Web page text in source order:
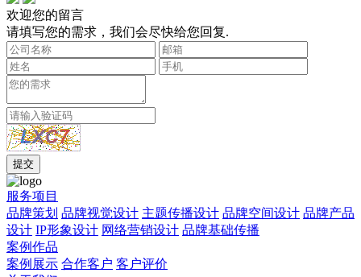
欢迎您的留言
请填写您的需求，我们会尽快给您回复.
服务项目
品牌策划 品牌视觉设计 主题传播设计 品牌空间设计 品牌产品
设计 IP形象设计 网络营销设计 品牌基础传播
案例作品
案例展示 合作客户 客户评价